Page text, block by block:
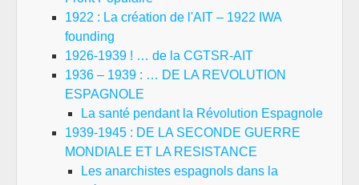
1922 : La création de l'AIT – 1922 IWA
founding
1926-1939 ! … de la CGTSR-AIT
1936 – 1939 : … DE LA REVOLUTION
ESPAGNOLE
La santé pendant la Révolution Espagnole
1939-1945 : DE LA SECONDE GUERRE
MONDIALE ET LA RESISTANCE
Les anarchistes espagnols dans la